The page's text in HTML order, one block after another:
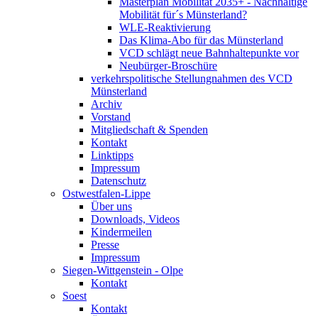
Mobilität für´s Münsterland?
WLE-Reaktivierung
Das Klima-Abo für das Münsterland
VCD schlägt neue Bahnhaltepunkte vor
Neubürger-Broschüre
verkehrspolitische Stellungnahmen des VCD
Münsterland
Archiv
Vorstand
Mitgliedschaft & Spenden
Kontakt
Linktipps
Impressum
Datenschutz
Ostwestfalen-Lippe
Über uns
Downloads, Videos
Kindermeilen
Presse
Impressum
Siegen-Wittgenstein - Olpe
Kontakt
Soest
Kontakt